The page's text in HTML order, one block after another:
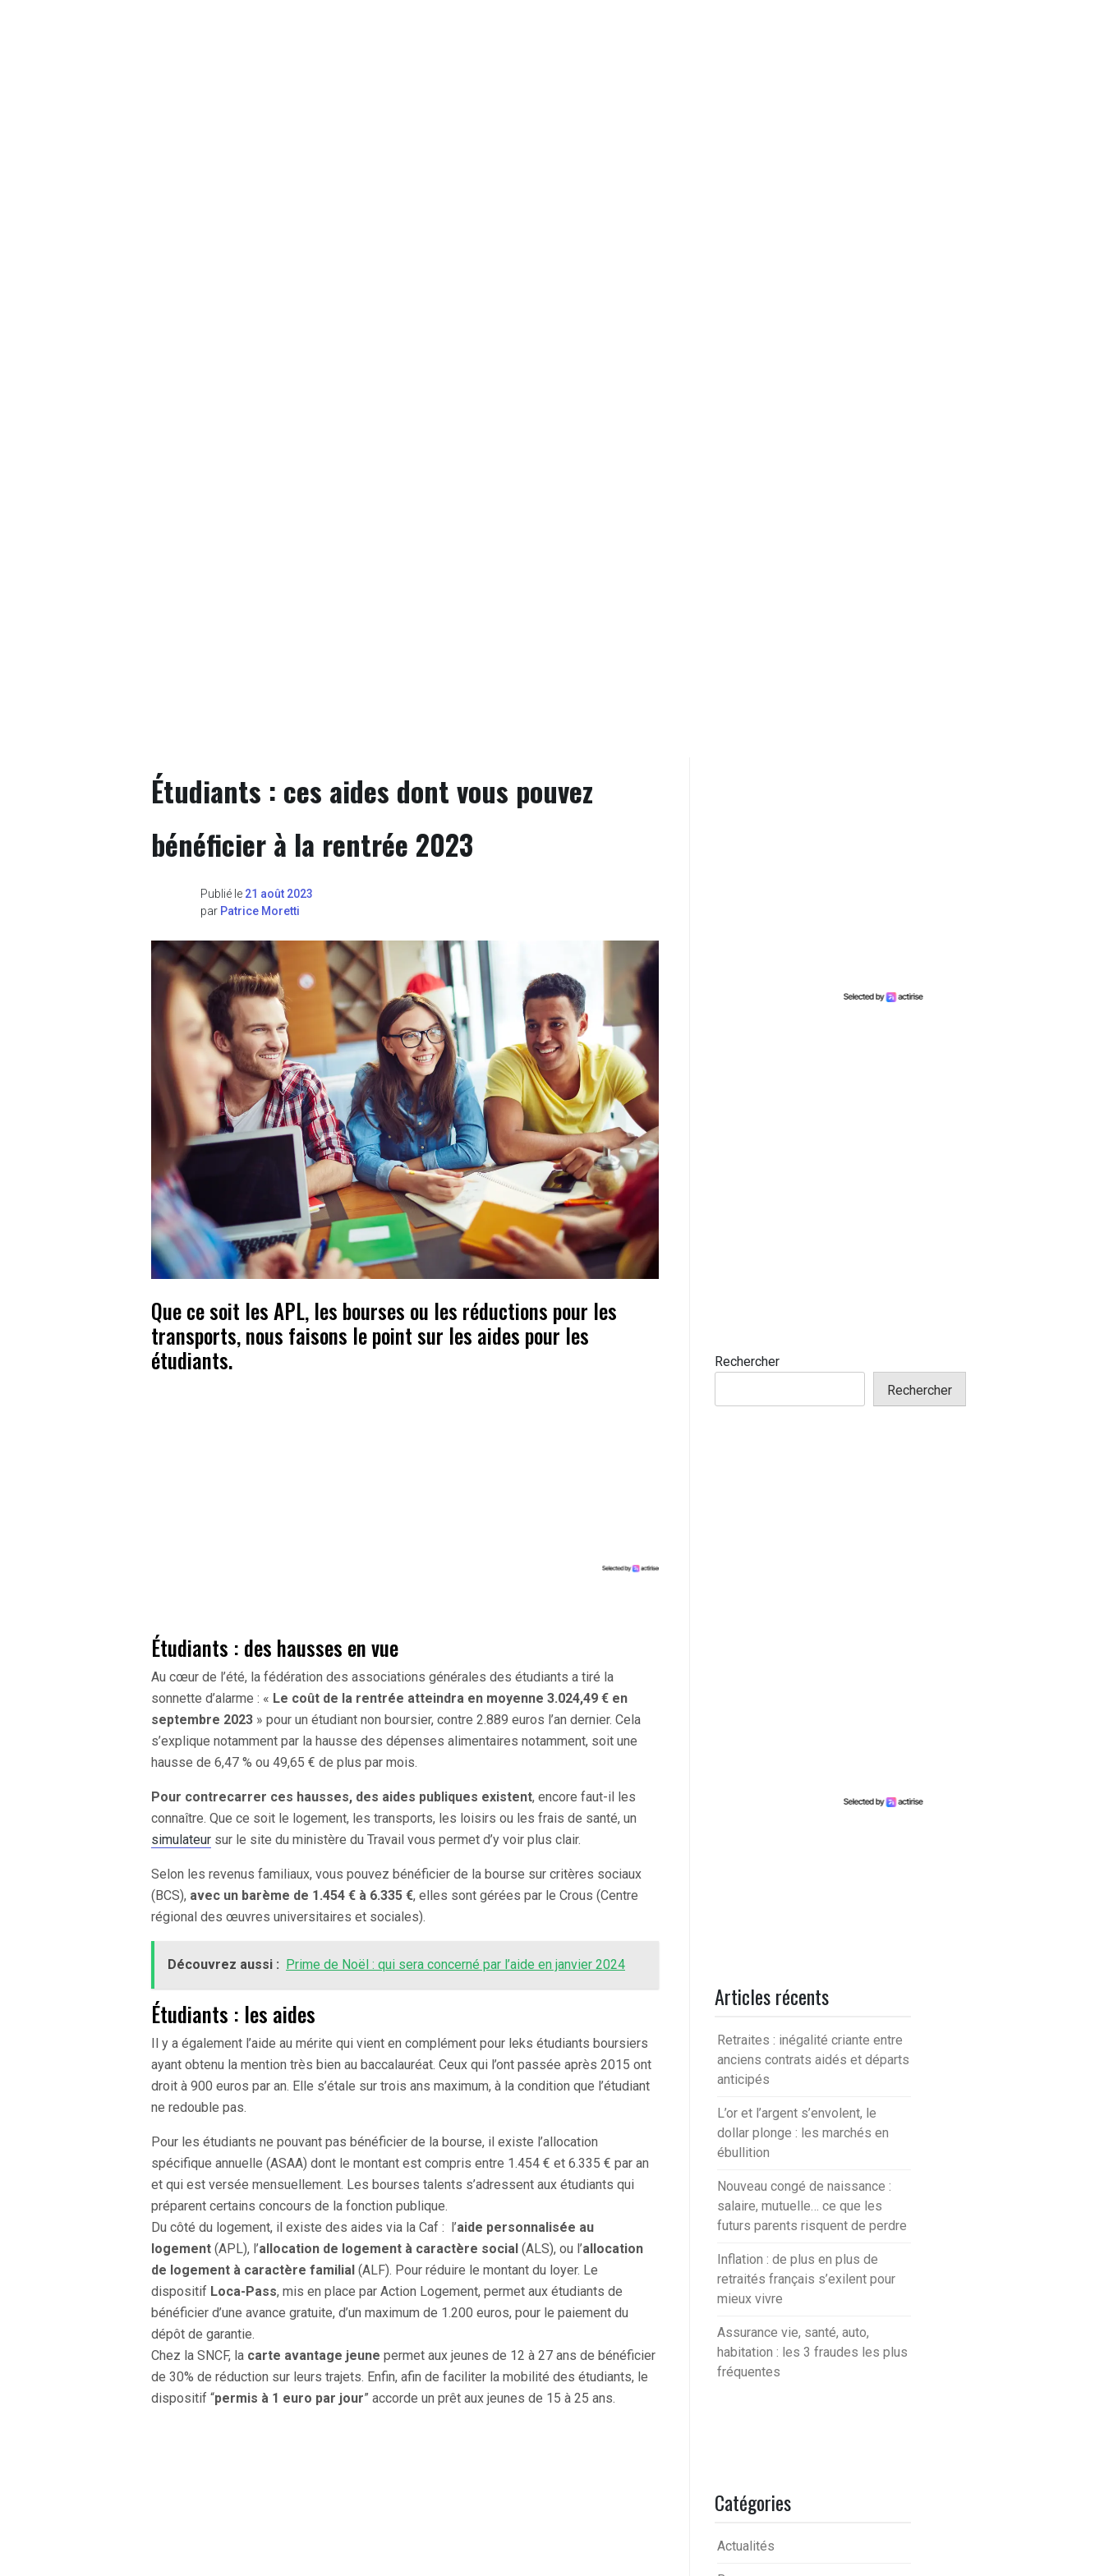
Étudiants : ces aides dont vous pouvez
bénéficier à la rentrée 2023
Publié le 21 août 2023
par Patrice Moretti
Que ce soit les APL, les bourses ou les réductions pour les
transports, nous faisons le point sur les aides pour les
étudiants.
Étudiants : des hausses en vue
Au cœur de l’été, la fédération des associations générales des étudiants a tiré la
sonnette d’alarme : « Le coût de la rentrée atteindra en moyenne 3.024,49 € en
septembre 2023 » pour un étudiant non boursier, contre 2.889 euros l’an dernier. Cela
s’explique notamment par la hausse des dépenses alimentaires notamment, soit une
hausse de 6,47 % ou 49,65 € de plus par mois.
Pour contrecarrer ces hausses, des aides publiques existent, encore faut-il les
connaître. Que ce soit le logement, les transports, les loisirs ou les frais de santé, un
simulateur sur le site du ministère du Travail vous permet d’y voir plus clair.
Selon les revenus familiaux, vous pouvez bénéficier de la bourse sur critères sociaux
(BCS), avec un barème de 1.454 € à 6.335 €, elles sont gérées par le Crous (Centre
régional des œuvres universitaires et sociales).
Découvrez aussi : Prime de Noël : qui sera concerné par l’aide en janvier 2024
Étudiants : les aides
Il y a également l’aide au mérite qui vient en complément pour leks étudiants boursiers
ayant obtenu la mention très bien au baccalauréat. Ceux qui l’ont passée après 2015 ont
droit à 900 euros par an. Elle s’étale sur trois ans maximum, à la condition que l’étudiant
ne redouble pas.
Pour les étudiants ne pouvant pas bénéficier de la bourse, il existe l’allocation
spécifique annuelle (ASAA) dont le montant est compris entre 1.454 € et 6.335 € par an
et qui est versée mensuellement. Les bourses talents s’adressent aux étudiants qui
préparent certains concours de la fonction publique.
Du côté du logement, il existe des aides via la Caf : l’aide personnalisée au
logement (APL), l’allocation de logement à caractère social (ALS), ou l’allocation
de logement à caractère familial (ALF). Pour réduire le montant du loyer. Le
dispositif Loca-Pass, mis en place par Action Logement, permet aux étudiants de
bénéficier d’une avance gratuite, d’un maximum de 1.200 euros, pour le paiement du
dépôt de garantie.
Chez la SNCF, la carte avantage jeune permet aux jeunes de 12 à 27 ans de bénéficier
de 30% de réduction sur leurs trajets. Enfin, afin de faciliter la mobilité des étudiants, le
dispositif “permis à 1 euro par jour” accorde un prêt aux jeunes de 15 à 25 ans.
Rechercher
Rechercher
Articles récents
Retraites : inégalité criante entre
anciens contrats aidés et départs
anticipés
L’or et l’argent s’envolent, le
dollar plonge : les marchés en
ébullition
Nouveau congé de naissance :
salaire, mutuelle… ce que les
futurs parents risquent de perdre
Inflation : de plus en plus de
retraités français s’exilent pour
mieux vivre
Assurance vie, santé, auto,
habitation : les 3 fraudes les plus
fréquentes
Catégories
Actualités